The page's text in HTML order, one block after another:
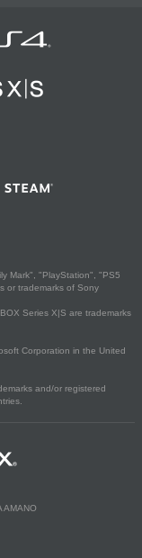
Mark", "PlayStation", "PS5
or trademarks of Sony
Series X|S are trademarks
Corporation in the United
and/or registered
AMANO